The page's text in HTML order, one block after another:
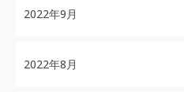
2022年9月
2022年8月